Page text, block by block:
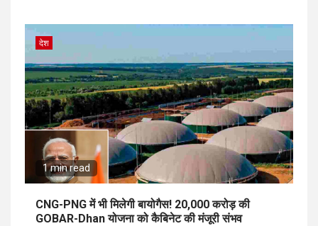
देश
1 min read
CNG-PNG में भी मिलेगी बायोगैस! ₹20,000 करोड़ की
GOBAR-Dhan योजना को कैबिनेट की मंजूरी संभव